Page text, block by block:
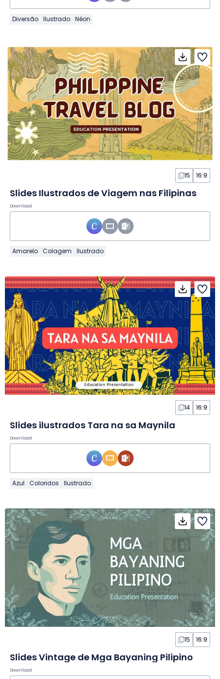
Diversão Ilustrado Néon
15 16:9
Slides Ilustrados de Viagem nas Filipinas
Download
Amarelo Colagem Ilustrado
14 16:9
Slides ilustrados Tara na sa Maynila
Download
Azul Coloridos Ilustrado
15 16:9
Slides Vintage de Mga Bayaning Pilipino
Download